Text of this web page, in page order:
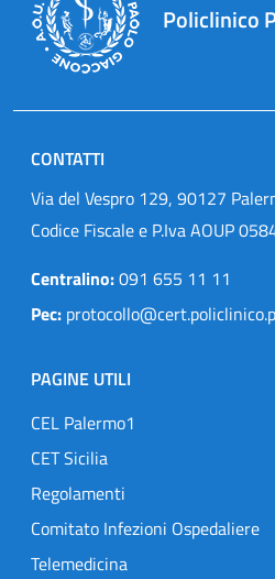
Policlinico
CONTATTI
Via del Vespro 129, 90127
Codice Fiscale e P.Iva AOUP
Centralino:091 655 11 11
Pec:
PAGINE UTILI
CEL Palermo1
CET Sicilia
Regolamenti
Comitato Infezioni Ospedaliere
Telemedicina